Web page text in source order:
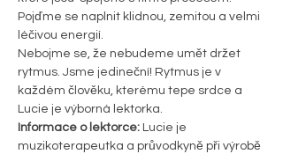
Pojďme se naplnit klidnou, zemitou a velmi
léčivou energií.
Nebojme se, že nebudeme umět držet
rytmus. Jsme jedineční! Rytmus je v
každém člověku, kterému tepe srdce a
Lucie je výborná lektorka.
Informace o lektorce: Lucie je
muzikoterapeutka a průvodkyně při výrobě